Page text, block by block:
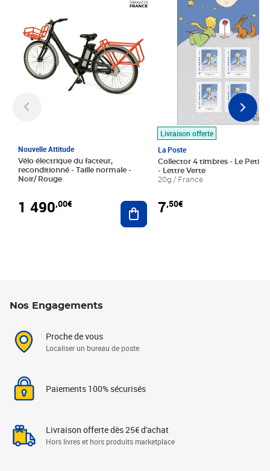
Nouvelle Attitude
Vélo électrique du facteur,
reconditionné - Taille normale -
Noir/ Rouge
1 490,00€ Ajouter au panier
Livraison offerte
La Poste
Collector 4 timbres - Le Petit
- Lettre Verte
20g / France
7,50€
Nos Engagements
Proche de vous
Localiser un bureau de poste
Paiements 100% sécurisés
Livraison offerte dès 25€ d'achat
Hors livres et hors produits marketplace